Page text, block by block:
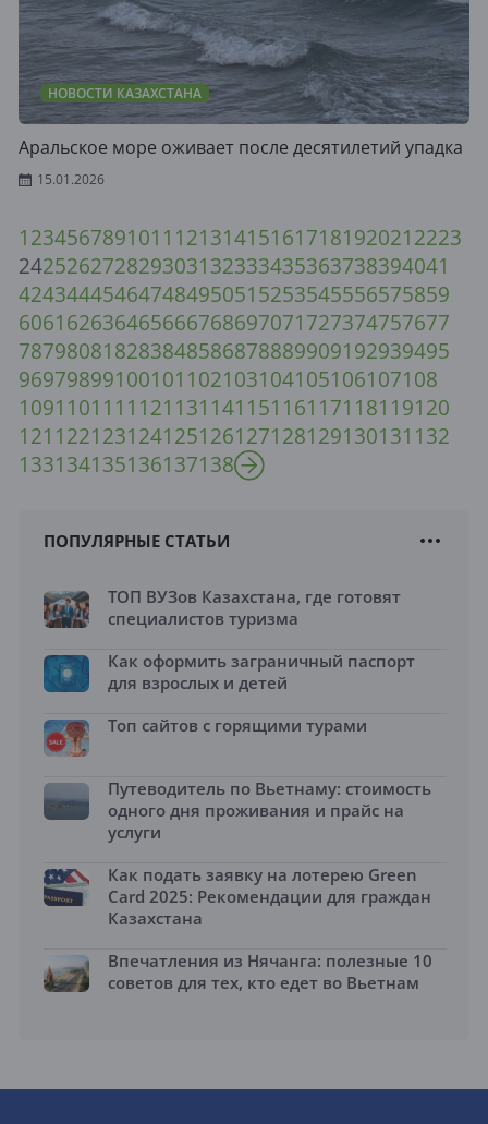
НОВОСТИ КАЗАХСТАНА
Аральское море оживает после десятилетий упадка
15.01.2026
1234567891011 121314151617181920212223
242526272829303132333435363738394041
424344454647484950515253545556575859
606162636465666768697071727374757677
787980818283848586878889909192939495
96979899100101 102103104105106107108
109110111 112113114115116117118119120
121 122123124125126127128129130131 132
133134135136137138
ПОПУЛЯРНЫЕ СТАТЬИ
ТОП ВУЗов Казахстана, где готовят
специалистов туризма
Как оформить заграничный паспорт
для взрослых и детей
Топ сайтов с горящими турами
Путеводитель по Вьетнаму: стоимость
одного дня проживания и прайс на
услуги
Как подать заявку на лотерею Green
Card 2025: Рекомендации для граждан
Казахстана
Впечатления из Нячанга: полезные 10
советов для тех, кто едет во Вьетнам